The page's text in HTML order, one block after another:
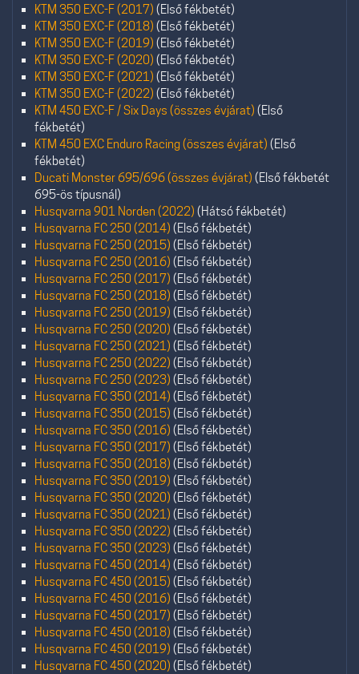
KTM 350 EXC-F (2017) (Első fékbetét)
KTM 350 EXC-F (2018) (Első fékbetét)
KTM 350 EXC-F (2019) (Első fékbetét)
KTM 350 EXC-F (2020) (Első fékbetét)
KTM 350 EXC-F (2021) (Első fékbetét)
KTM 350 EXC-F (2022) (Első fékbetét)
KTM 450 EXC-F / Six Days (összes évjárat) (Első
fékbetét)
KTM 450 EXC Enduro Racing (összes évjárat) (Első
fékbetét)
Ducati Monster 695/696 (összes évjárat) (Első fékbetét
695-ös típusnál)
Husqvarna 901 Norden (2022) (Hátsó fékbetét)
Husqvarna FC 250 (2014) (Első fékbetét)
Husqvarna FC 250 (2015) (Első fékbetét)
Husqvarna FC 250 (2016) (Első fékbetét)
Husqvarna FC 250 (2017) (Első fékbetét)
Husqvarna FC 250 (2018) (Első fékbetét)
Husqvarna FC 250 (2019) (Első fékbetét)
Husqvarna FC 250 (2020) (Első fékbetét)
Husqvarna FC 250 (2021) (Első fékbetét)
Husqvarna FC 250 (2022) (Első fékbetét)
Husqvarna FC 250 (2023) (Első fékbetét)
Husqvarna FC 350 (2014) (Első fékbetét)
Husqvarna FC 350 (2015) (Első fékbetét)
Husqvarna FC 350 (2016) (Első fékbetét)
Husqvarna FC 350 (2017) (Első fékbetét)
Husqvarna FC 350 (2018) (Első fékbetét)
Husqvarna FC 350 (2019) (Első fékbetét)
Husqvarna FC 350 (2020) (Első fékbetét)
Husqvarna FC 350 (2021) (Első fékbetét)
Husqvarna FC 350 (2022) (Első fékbetét)
Husqvarna FC 350 (2023) (Első fékbetét)
Husqvarna FC 450 (2014) (Első fékbetét)
Husqvarna FC 450 (2015) (Első fékbetét)
Husqvarna FC 450 (2016) (Első fékbetét)
Husqvarna FC 450 (2017) (Első fékbetét)
Husqvarna FC 450 (2018) (Első fékbetét)
Husqvarna FC 450 (2019) (Első fékbetét)
Husqvarna FC 450 (2020) (Első fékbetét)